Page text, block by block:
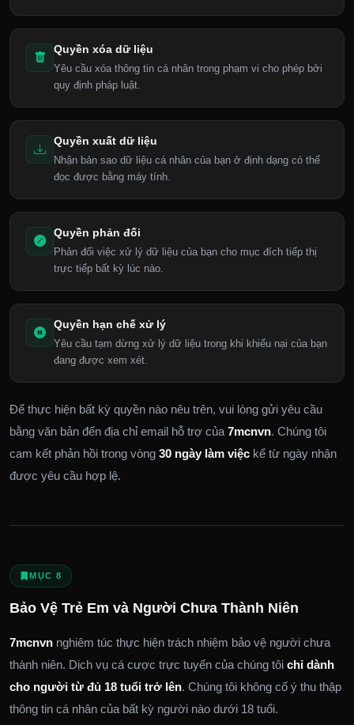
Quyền xóa dữ liệu
Yêu cầu xóa thông tin cá nhân trong phạm vi cho phép bởi
quy định pháp luật.
Quyền xuất dữ liệu
Nhận bản sao dữ liệu cá nhân của bạn ở định dạng có thể
đọc được bằng máy tính.
Quyền phản đối
Phản đối việc xử lý dữ liệu của bạn cho mục đích tiếp thị
trực tiếp bất kỳ lúc nào.
Quyền hạn chế xử lý
Yêu cầu tạm dừng xử lý dữ liệu trong khi khiếu nại của bạn
đang được xem xét.
Để thực hiện bất kỳ quyền nào nêu trên, vui lòng gửi yêu cầu
bằng văn bản đến địa chỉ email hỗ trợ của7mcnvn. Chúng tôi
cam kết phản hồi trong vòng 30 ngày làm việc kể từ ngày nhận
được yêu cầu hợp lệ.
MỤC 8
Bảo Vệ Trẻ Em và Người Chưa Thành Niên
7mcnvn nghiêm túc thực hiện trách nhiệm bảo vệ người chưa
thành niên. Dịch vụ cá cược trực tuyến của chúng tôi chỉ dành
cho người từ đủ 18 tuổi trở lên. Chúng tôi không cố ý thu thập
thông tin cá nhân của bất kỳ người nào dưới 18 tuổi.